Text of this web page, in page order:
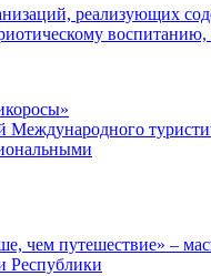
реализующих
путешествие» –
Республики